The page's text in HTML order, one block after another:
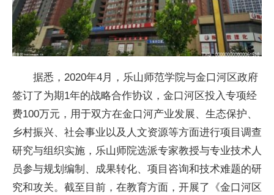
据悉，2020年4月，乐山师范学院与金口河区政府
签订了为期1年的战略合作协议，金口河区投入专项经
费100万元，用于双方在金口河产业发展、生态保护、
乡村振兴、社会事业以及人文资源等方面进行项目调查
研究与组织实施，乐山师院选派专家教授与专业技术人
员参与规划编制、成果转化、项目咨询和技术难题的研
究和攻关。截至目前，在教育方面，开展了《金口河区